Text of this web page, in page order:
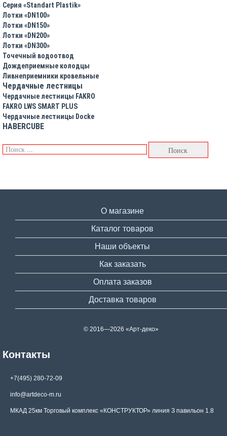
Серия «Standart Plastik»
Лотки «DN100»
Лотки «DN150»
Лотки «DN200»
Лотки «DN300»
Точечный водоотвод
Дождеприемные колодцы
Ливнеприемники кровельные
Чердачные лестницы
Чердачные лестницы FAKRO
FAKRO LWS SMART PLUS
Чердачные лестницы Docke
HABERCUBE
О магазине
Каталог товаров
Наши объекты
Как заказать
Оплата заказов
Доставка товаров
© 2016—2026 «Арт-деко»
Контакты
+7(495) 280-72-09
info@artdeco-m.ru
МКАД 25км Торговый комплекс «КОНСТРУКТОР» линия З павильон 1.8